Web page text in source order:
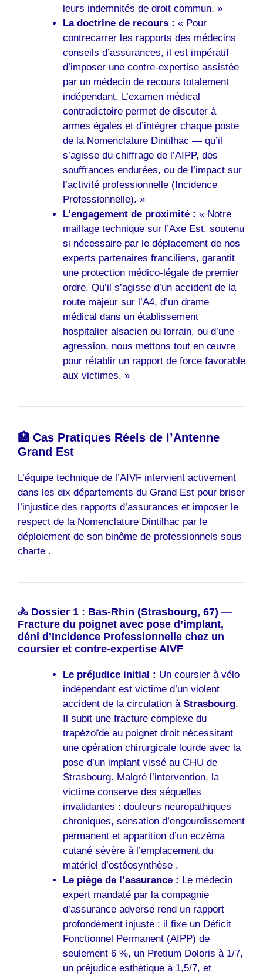
leurs indemnités de droit commun. »
La doctrine de recours : « Pour
contrecarrer les rapports des médecins
conseils d’assurances, il est impératif
d’imposer une contre-expertise assistée
par un médecin de recours totalement
indépendant. L’examen médical
contradictoire permet de discuter à
armes égales et d’intégrer chaque poste
de la Nomenclature Dintilhac — qu’il
s’agisse du chiffrage de l’AIPP, des
souffrances endurées, ou de l’impact sur
l’activité professionnelle (Incidence
Professionnelle). »
L’engagement de proximité : « Notre
maillage technique sur l’Axe Est, soutenu
si nécessaire par le déplacement de nos
experts partenaires franciliens, garantit
une protection médico-légale de premier
ordre. Qu’il s’agisse d’un accident de la
route majeur sur l’A4, d’un drame
médical dans un établissement
hospitalier alsacien ou lorrain, ou d’une
agression, nous mettons tout en œuvre
pour rétablir un rapport de force favorable
aux victimes. »
🏥 Cas Pratiques Réels de l’Antenne
Grand Est
L’équipe technique de l’AIVF intervient activement
dans les dix départements du Grand Est pour briser
l’injustice des rapports d’assurances et imposer le
respect de la Nomenclature Dintilhac par le
déploiement de son binôme de professionnels sous
charte .
🚴 Dossier 1 : Bas-Rhin (Strasbourg, 67) —
Fracture du poignet avec pose d’implant,
déni d’Incidence Professionnelle chez un
coursier et contre-expertise AIVF
Le préjudice initial : Un coursier à vélo
indépendant est victime d’un violent
accident de la circulation à Strasbourg.
Il subit une fracture complexe du
trapézoïde au poignet droit nécessitant
une opération chirurgicale lourde avec la
pose d’un implant vissé au CHU de
Strasbourg. Malgré l’intervention, la
victime conserve des séquelles
invalidantes : douleurs neuropathiques
chroniques, sensation d’engourdissement
permanent et apparition d’un eczéma
cutané sévère à l’emplacement du
matériel d’ostéosynthèse .
Le piège de l’assurance : Le médecin
expert mandaté par la compagnie
d’assurance adverse rend un rapport
profondément injuste : il fixe un Déficit
Fonctionnel Permanent (AIPP) de
seulement 6 %, un Pretium Doloris à 1/7,
un préjudice esthétique à 1,5/7, et